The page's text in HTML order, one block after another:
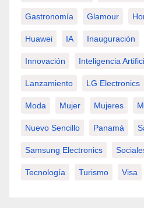
Gastronomía Glamour
Huawei IA Inauguración
Innovación Inteligencia
Lanzamiento LG Electronics
Moda Mujer Mujeres
Nuevo Sencillo Panamá
Samsung Electronics
Tecnología Turismo Visa